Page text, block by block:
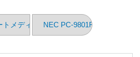
トメディア RAWアクセスツール
NEC PC-9801F2 （分解編 そ